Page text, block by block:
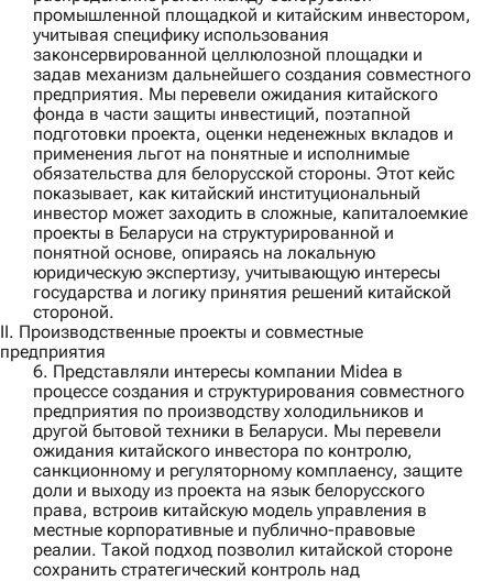
промышленной площадкой и китайским инвестором,
учитывая специфику использования
законсервированной целлюлозной площадки и
задав механизм дальнейшего создания совместного
предприятия. Мы перевели ожидания китайского
фонда в части защиты инвестиций, поэтапной
подготовки проекта, оценки неденежных вкладов и
применения льгот на понятные и исполнимые
обязательства для белорусской стороны. Этот кейс
показывает, как китайский институциональный
инвестор может заходить в сложные, капиталоемкие
проекты в Беларуси на структурированной и
понятной основе, опираясь на локальную
юридическую экспертизу, учитывающую интересы
государства и логику принятия решений китайской
стороной.
II. Производственные проекты и совместные
предприятия
6. Представляли интересы компании Midea в
процессе создания и структурирования совместного
предприятия по производству холодильников и
другой бытовой техники в Беларуси. Мы перевели
ожидания китайского инвестора по контролю,
санкционному и регуляторному комплаенсу, защите
доли и выходу из проекта на язык белорусского
права, встроив китайскую модель управления в
местные корпоративные и публично-правовые
реалии. Такой подход позволил китайской стороне
сохранить стратегический контроль над